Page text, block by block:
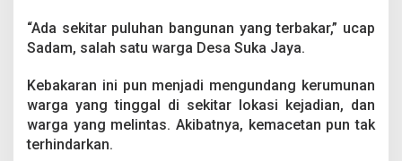
“Ada sekitar puluhan bangunan yang terbakar,” ucap
Sadam, salah satu warga Desa Suka Jaya.
Kebakaran ini pun menjadi mengundang kerumunan
warga yang tinggal di sekitar lokasi kejadian, dan
warga yang melintas. Akibatnya, kemacetan pun tak
terhindarkan.